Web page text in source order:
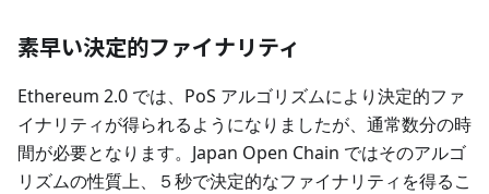
素早い決定的ファイナリティ
Ethereum 2.0 では、PoS アルゴリズムにより決定的ファ
イナリティが得られるようになりましたが、通常数分の時
間が必要となります。Japan Open Chain ではそのアルゴ
リズムの性質上、５秒で決定的なファイナリティを得るこ